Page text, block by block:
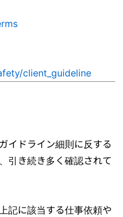
client_guideline
イドライン細則に反する
引き続き多く確認されて
記に該当する仕事依頼や